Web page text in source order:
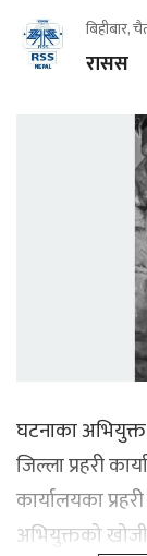
बिहीबार,
रासस
घटनाका
जिल्ला प्रहरी
कार्यालयका
अभियुक्तको